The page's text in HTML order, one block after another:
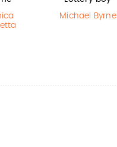
Michael Byrne